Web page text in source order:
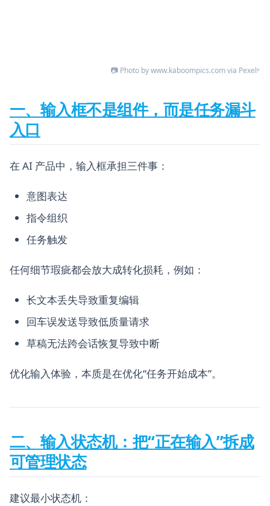
📷 Photo by www.kaboompics.com via Pexels
一、输入框不是组件，而是任务漏斗
入口
在 AI 产品中，输入框承担三件事：
意图表达
指令组织
任务触发
任何细节瑕疵都会放大成转化损耗，例如：
长文本丢失导致重复编辑
回车误发送导致低质量请求
草稿无法跨会话恢复导致中断
优化输入体验，本质是在优化“任务开始成本”。
二、输入状态机：把“正在输入”拆成
可管理状态
建议最小状态机：